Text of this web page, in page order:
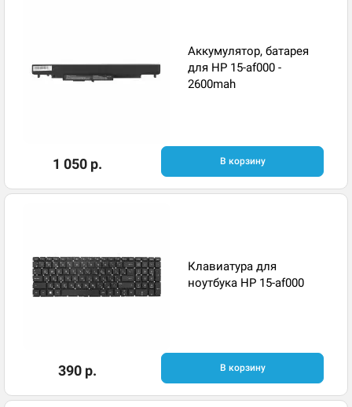
Аккумулятор, батарея
для HP 15-af000 -
2600mah
1 050 р. В корзину
Клавиатура для
ноутбука HP 15-af000
390 р. В корзину